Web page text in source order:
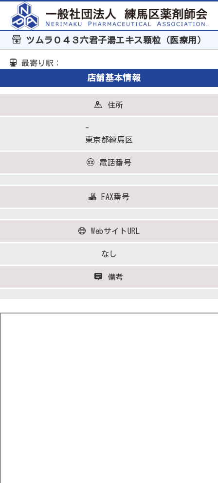
ツムラ０４３六君子湯エキス顆粒（医療用）
最寄り駅：
店舗基本情報
住所
-
東京都練馬区
電話番号
FAX番号
WebサイトURL
なし
備考